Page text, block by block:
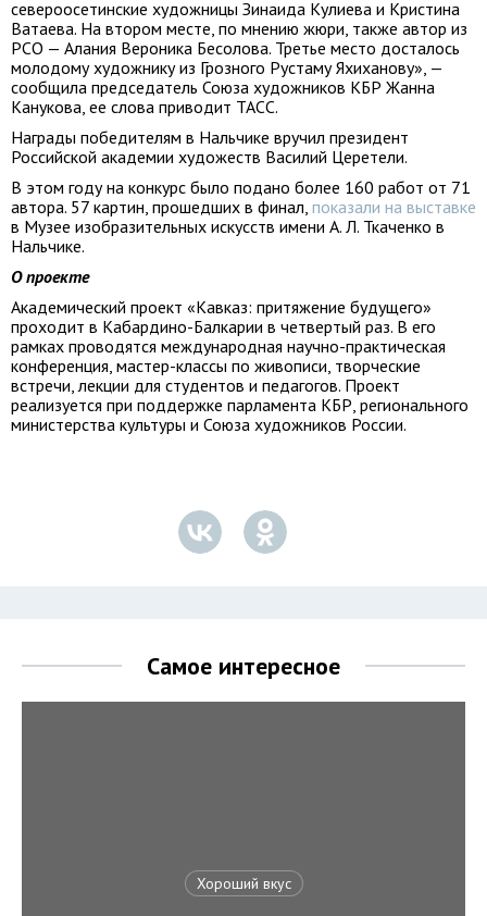
североосетинские художницы Зинаида Кулиева и Кристина
Ватаева. На втором месте, по мнению жюри, также автор из
РСО — Алания Вероника Бесолова. Третье место досталось
молодому художнику из Грозного Рустаму Яхиханову», —
сообщила председатель Союза художников КБР Жанна
Канукова, ее слова приводит ТАСС.
Награды победителям в Нальчике вручил президент
Российской академии художеств Василий Церетели.
В этом году на конкурс было подано более 160 работ от 71
автора. 57 картин, прошедших в финал, показали на выставке
в Музее изобразительных искусств имени А. Л. Ткаченко в
Нальчике.
О проекте
Академический проект «Кавказ: притяжение будущего»
проходит в Кабардино-Балкарии в четвертый раз. В его
рамках проводятся международная научно-практическая
конференция, мастер-классы по живописи, творческие
встречи, лекции для студентов и педагогов. Проект
реализуется при поддержке парламента КБР, регионального
министерства культуры и Союза художников России.
Самое интересное
Хороший вкус